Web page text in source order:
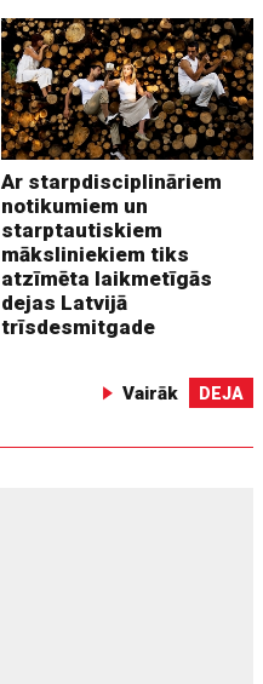
Ar starpdisciplināriem
notikumiem un
starptautiskiem
māksliniekiem tiks
atzīmēta laikmetīgās
dejas Latvijā
trīsdesmitgade
Vairāk DEJA